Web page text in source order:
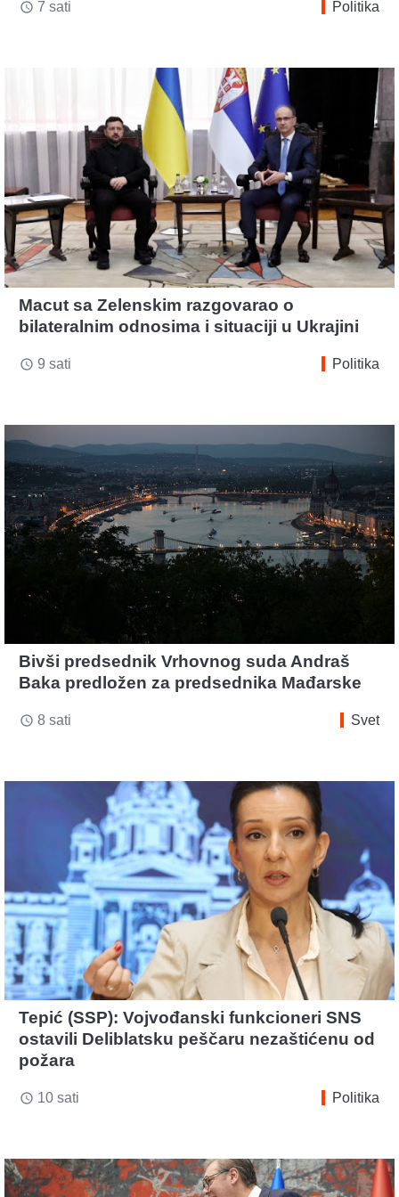
access_time 7 sati Politika
Macut sa Zelenskim razgovarao o
bilateralnim odnosima i situaciji u Ukrajini
access_time 9 sati Politika
Bivši predsednik Vrhovnog suda Andraš
Baka predložen za predsednika Mađarske
access_time 8 sati Svet
Tepić (SSP): Vojvođanski funkcioneri SNS
ostavili Deliblatsku peščaru nezaštićenu od
požara
access_time 10 sati Politika